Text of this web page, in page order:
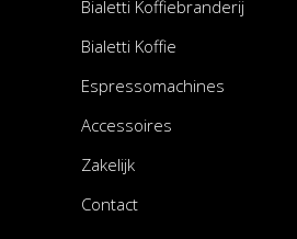
Bialetti Koffiebranderij
Bialetti Koffie
Espressomachines
Accessoires
Zakelijk
Contact